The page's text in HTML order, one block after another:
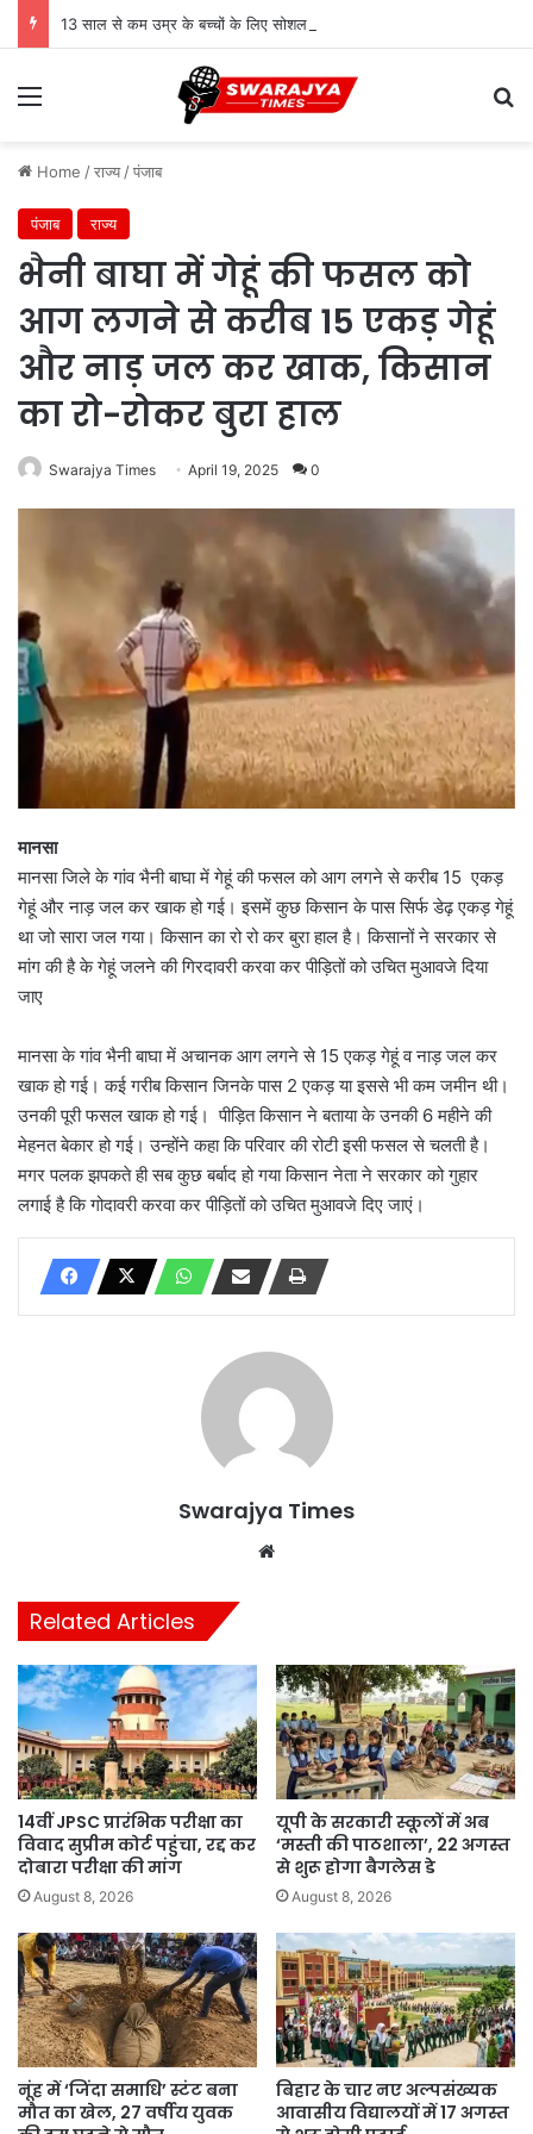
Menu
Home /राज्य /पंजाब
पंजाब राज्य
भैनी बाघा में गेहूं की फसल को
आग लगने से करीब 15 एकड़ गेहूं
और नाड़ जल कर खाक, किसान
का रो-रोकर बुरा हाल
Swarajya Times April 19, 2025 0
मानसा
मानसा जिले के गांव भैनी बाघा में गेहूं की फसल को आग लगने से करीब 15 एकड़
गेहूं और नाड़ जल कर खाक हो गई। इसमें कुछ किसान के पास सिर्फ डेढ़ एकड़ गेहूं
था जो सारा जल गया। किसान का रो रो कर बुरा हाल है। किसानों ने सरकार से
मांग की है के गेहूं जलने की गिरदावरी करवा कर पीड़ितों को उचित मुआवजे दिया
जाए
मानसा के गांव भैनी बाघा में अचानक आग लगने से 15 एकड़ गेहूं व नाड़ जल कर
खाक हो गई। कई गरीब किसान जिनके पास 2 एकड़ या इससे भी कम जमीन थी।
उनकी पूरी फसल खाक हो गई। पीड़ित किसान ने बताया के उनकी 6 महीने की
मेहनत बेकार हो गई। उन्होंने कहा कि परिवार की रोटी इसी फसल से चलती है।
मगर पलक झपकते ही सब कुछ बर्बाद हो गया किसान नेता ने सरकार को गुहार
लगाई है कि गोदावरी करवा कर पीड़ितों को उचित मुआवजे दिए जाएं।
Swarajya Times
Related Articles
14वीं JPSC प्रारंभिक परीक्षा का
विवाद सुप्रीम कोर्ट पहुंचा, रद्द कर
दोबारा परीक्षा की मांग
August 8, 2026
यूपी के सरकारी स्कूलों में अब
‘मस्ती की पाठशाला’, 22 अगस्त
से शुरू होगा बैगलेस डे
August 8, 2026
नूंह में ‘जिंदा समाधि’ स्टंट बना
मौत का खेल, 27 वर्षीय युवक
बिहार के चार नए अल्पसंख्यक
आवासीय विद्यालयों में 17 अगस्त